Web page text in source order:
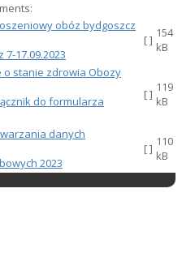
17.09.2023
[ ] 154
kB
do formularza
[ ] 119
kB
2023
[ ] 110
kB